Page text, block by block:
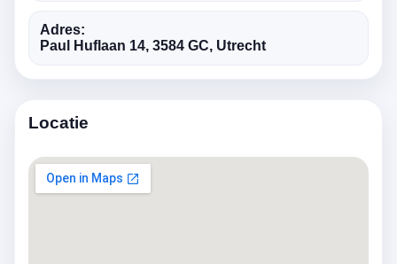
Adres:
Paul Huflaan 14, 3584 GC, Utrecht
Locatie